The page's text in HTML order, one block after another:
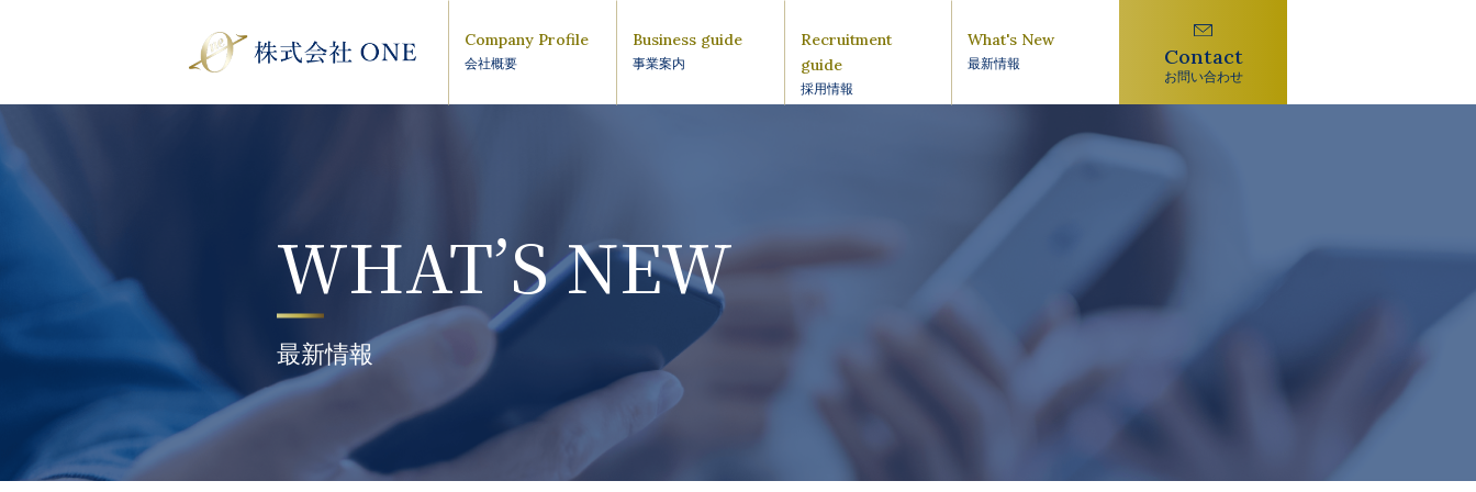
Company Profile
会社概要
Business guide
事業案内
Recruitment
guide
採用情報
What's New
最新情報 Contact
お問い合わせ
WHAT’S NEW
最新情報